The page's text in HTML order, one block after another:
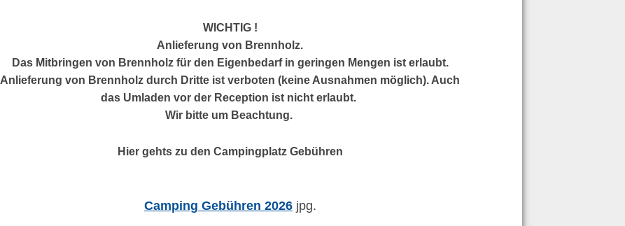
WICHTIG !
Anlieferung von Brennholz.
Das Mitbringen von Brennholz für den Eigenbedarf in geringen Mengen ist erlaubt.
Anlieferung von Brennholz durch Dritte ist verboten (keine Ausnahmen möglich). Auch
das Umladen vor der Reception ist nicht erlaubt.
Wir bitte um Beachtung.
Hier gehts zu den Campingplatz Gebühren
Camping Gebühren 2026 jpg.